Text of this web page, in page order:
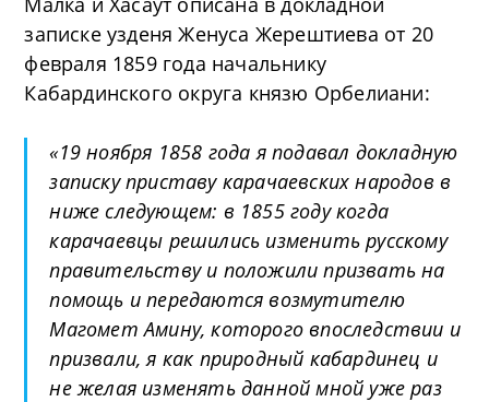
записке узденя Женуса Жерештиева от 20
февраля 1859 года начальнику
Кабардинского округа князю Орбелиани:
«19 ноября 1858 года я подавал докладную
записку приставу карачаевских народов в
ниже следующем: в 1855 году когда
карачаевцы решились изменить русскому
правительству и положили призвать на
помощь и передаются возмутителю
Магомет Амину, которого впоследствии и
призвали, я как природный кабардинец и
не желая изменять данной мной уже раз